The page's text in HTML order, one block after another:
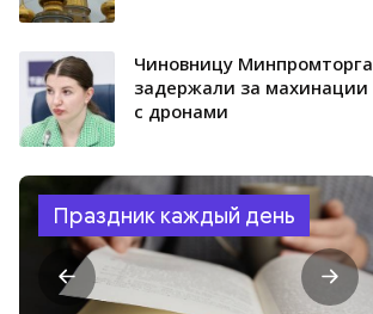
Чиновницу Минпромторга
задержали за махинации
с дронами
Праздник каждый день